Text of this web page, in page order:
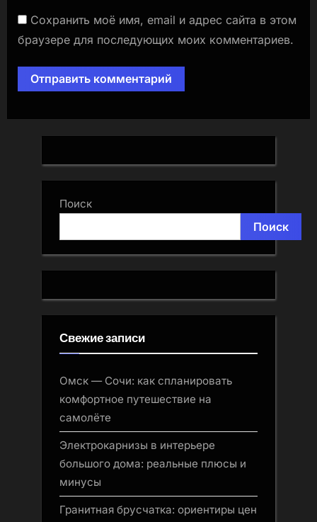
Сохранить моё имя, email и адрес сайта в этом
браузере для последующих моих комментариев.
Поиск
Поиск
Свежие записи
Омск — Сочи: как спланировать
комфортное путешествие на
самолёте
Электрокарнизы в интерьере
большого дома: реальные плюсы и
минусы
Гранитная брусчатка: ориентиры цен